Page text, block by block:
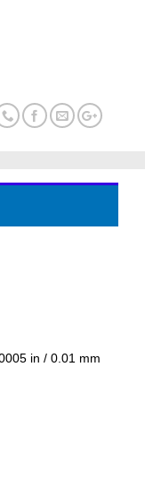
in / 0.01 mm